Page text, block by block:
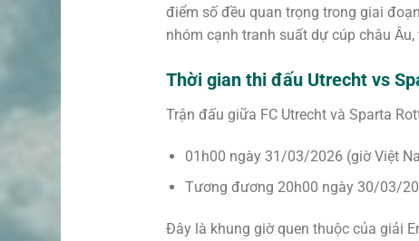
điểm số đều quan trọng trong giai
nhóm cạnh tranh suất dự cúp châu
Thời gian thi đấu Utrecht vs
Trận đấu giữa FC Utrecht và Sparta
01h00 ngày 31/03/2026 (giờ Việt
Tương đương 20h00 ngày 30/03/
Đây là khung giờ quen thuộc của giải